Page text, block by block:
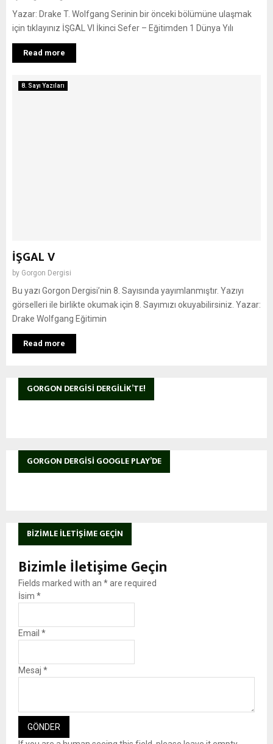
Yazar: Drake T. Wolfgang Serinin bir önceki bölümüne ulaşmak
için tıklayınız İŞGAL VI İkinci Sefer – Eğitimden 1 Dünya Yılı
Read more
8. Sayı Yazıları
İŞGAL V
by Gorgon Dergisi
Bu yazı Gorgon Dergisi’nin 8. Sayısında yayımlanmıştır. Yazıyı
görselleri ile birlikte okumak için 8. Sayımızı okuyabilirsiniz. Yazar:
Drake Wolfgang Eğitimin
Read more
GORGON DERGISI DERGILIK’TE!
GORGON DERGISI GOOGLE PLAY’DE
BIZIMLE İLETIŞIME GEÇIN
Bizimle İletişime Geçin
Fields marked with an *are required
İsim *
Email *
Mesaj *